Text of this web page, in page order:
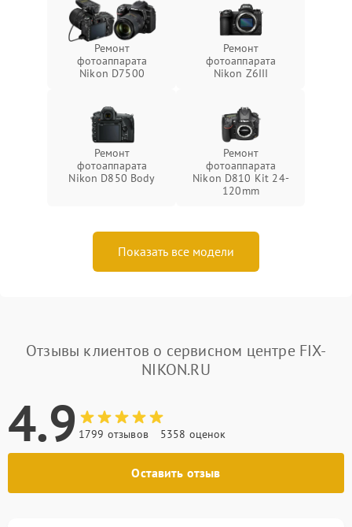
Ремонт
фотоаппарата
Nikon D7500
Ремонт
фотоаппарата
Nikon Z6III
Ремонт
фотоаппарата
Nikon D850 Body
Ремонт
фотоаппарата
Nikon D810 Kit 24-
120mm
Показать все модели
Отзывы клиентов о сервисном центре FIX-
NIKON.RU
4.9 1799 отзывов 5358 оценок
Оставить отзыв